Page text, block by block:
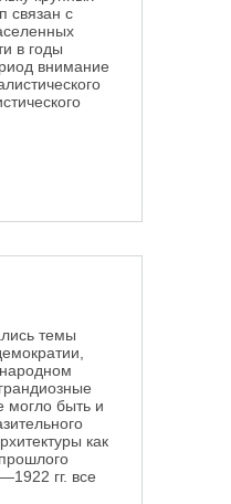
связан с
в годы
внимание
темы
могло быть и
как
гг. все